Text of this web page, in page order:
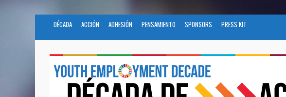
DÉCADA ACCIÓN ADHESIÓN PENSAMIENTO SPONSORS PRESS KIT